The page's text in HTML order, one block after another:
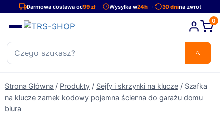
PrzejdźDarmowa dostawa od99 zł Wysyłka w24h 30 dnina zwrot
0
Strona Główna / Produkty / Sejfy i skrzynki na klucze / Szafka
na klucze zamek kodowy pojemna ścienna do garażu domu
biura